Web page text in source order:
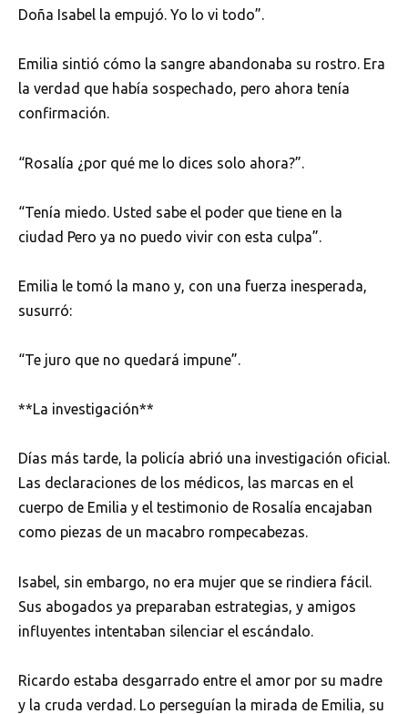
Doña Isabel la empujó. Yo lo vi todo”.
Emilia sintió cómo la sangre abandonaba su rostro. Era
la verdad que había sospechado, pero ahora tenía
confirmación.
“Rosalía ¿por qué me lo dices solo ahora?”.
“Tenía miedo. Usted sabe el poder que tiene en la
ciudad Pero ya no puedo vivir con esta culpa”.
Emilia le tomó la mano y, con una fuerza inesperada,
susurró:
“Te juro que no quedará impune”.
**La investigación**
Días más tarde, la policía abrió una investigación oficial.
Las declaraciones de los médicos, las marcas en el
cuerpo de Emilia y el testimonio de Rosalía encajaban
como piezas de un macabro rompecabezas.
Isabel, sin embargo, no era mujer que se rindiera fácil.
Sus abogados ya preparaban estrategias, y amigos
influyentes intentaban silenciar el escándalo.
Ricardo estaba desgarrado entre el amor por su madre
y la cruda verdad. Lo perseguían la mirada de Emilia, su